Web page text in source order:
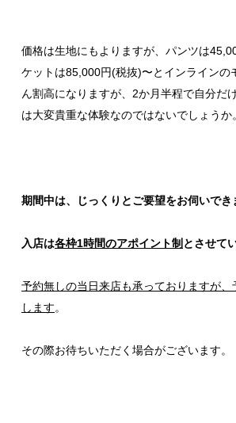
価格は生地にもよりますが、パンツは
ケットは85,000円(税抜)〜とインラインの
ん割高になりますが、2か月半程で自分だ
は大変貴重な体験なのではないでしょうか。
期間中は、じっくりとご要望をお伺いでき
入店は各枠1時間のアポイント制 とさせて
予約無しの当日来店も承っておりますが、
します。
その際お待ちいただく場合がございます。